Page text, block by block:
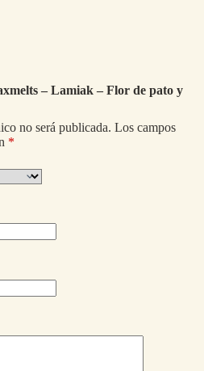
– Lamiak – Flor de pato y
no será publicada. Los campos
*